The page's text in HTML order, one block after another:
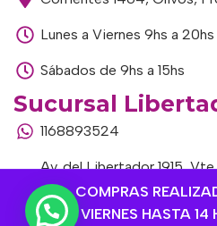
COMPRAS
VIERNES HASTA
Lunes a Viernes 9hs a 20hs
Sábados de 9hs a 15hs
Sucursal
1168893524
Av. del Libertador 1915,
Buenos Aires